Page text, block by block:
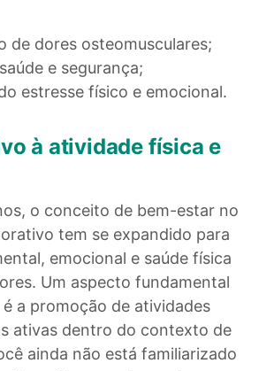
de dores osteomusculares;
e segurança;
estresse físico e emocional.
à atividade física e
o conceito de bem-estar no
tem se expandido para
emocional e saúde física
Um aspecto fundamental
a promoção de atividades
ativas dentro do contexto de
ainda não está familiarizado